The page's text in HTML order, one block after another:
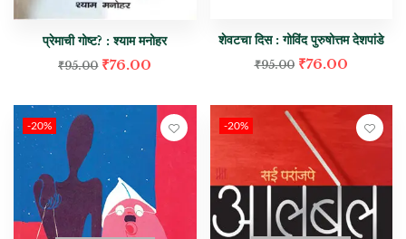
प्रेमाची गोष्ट? : श्याम मनोहर
₹95.00 ₹76.00
शेवटचा दिस : गोविंद पुरुषोत्तम देशपांडे
₹95.00 ₹76.00
-20% -20%